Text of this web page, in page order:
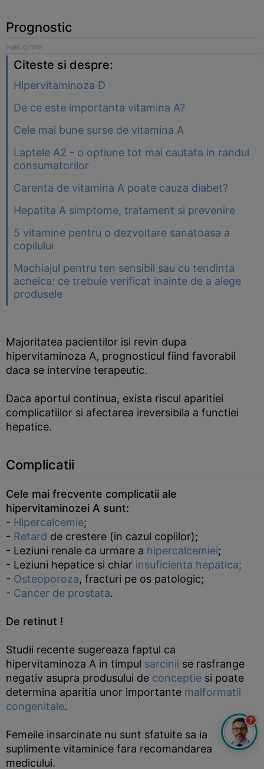
Prognostic
Citeste si despre:
Hipervitaminoza D
De ce este importanta vitamina A?
Cele mai bune surse de vitamina A
Laptele A2 - o optiune tot mai cautata in randul
consumatorilor
Carenta de vitamina A poate cauza diabet?
Hepatita A simptome, tratament si prevenire
5 vitamine pentru o dezvoltare sanatoasa a
copilului
Machiajul pentru ten sensibil sau cu tendinta
acneica: ce trebuie verificat inainte de a alege
produsele
Majoritatea pacientilor isi revin dupa
hipervitaminoza A, prognosticul fiind favorabil
daca se intervine terapeutic.
Daca aportul continua, exista riscul aparitiei
complicatiilor si afectarea ireversibila a functiei
hepatice.
Complicatii
Cele mai frecvente complicatii ale
hipervitaminozei A sunt:
- Hipercalcemie;
- Retard de crestere (in cazul copiilor);
- Leziuni renale ca urmare a hipercalcemiei;
- Leziuni hepatice si chiar insuficienta hepatica;
- Osteoporoza, fracturi pe os patologic;
- Cancer de prostata.
De retinut !
Studii recente sugereaza faptul ca
hipervitaminoza A in timpul sarcinii se rasfrange
negativ asupra produsului de conceptie si poate
determina aparitia unor importante malformatii
congenitale.
Femeile insarcinate nu sunt sfatuite sa ia
suplimente vitaminice fara recomandarea
medicului.
?